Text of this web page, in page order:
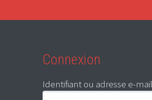
Connexion
Identifiant ou adresse e-mail